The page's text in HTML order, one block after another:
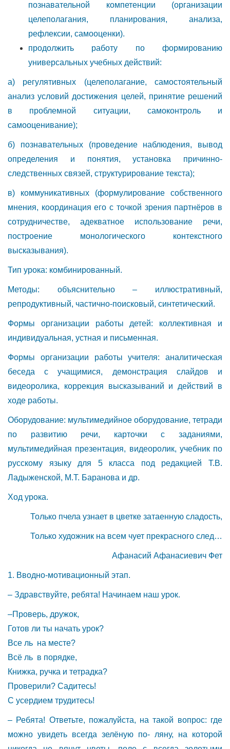
познавательной компетенции (организации
целеполагания, планирования, анализа,
рефлексии, самооценки).
продолжить работу по формированию
универсальных учебных действий:
а) регулятивных (целеполагание, самостоятельный
анализ условий достижения целей, принятие решений
в проблемной ситуации, самоконтроль и
самооценивание);
б) познавательных (проведение наблюдения, вывод
определения и понятия, установка причинно-
следственных связей, структурирование текста);
в) коммуникативных (формулирование собственного
мнения, координация его с точкой зрения партнёров в
сотрудничестве, адекватное использование речи,
построение монологического контекстного
высказывания).
Тип урока: комбинированный.
Методы: объяснительно – иллюстративный,
репродуктивный, частично-поисковый, синтетический.
Формы организации работы детей: коллективная и
индивидуальная, устная и письменная.
Формы организации работы учителя: аналитическая
беседа с учащимися, демонстрация слайдов и
видеоролика, коррекция высказываний и действий в
ходе работы.
Оборудование: мультимедийное оборудование, тетради
по развитию речи, карточки с заданиями,
мультимедийная презентация, видеоролик, учебник по
русскому языку для 5 класса под редакцией Т.В.
Ладыженской, М.Т. Баранова и др.
Ход урока.
Только пчела узнает в цветке затаенную сладость,
Только художник на всем чует прекрасного след…
Афанасий Афанасиевич Фет
1. Вводно-мотивационный этап.
– Здравствуйте, ребята! Начинаем наш урок.
–Проверь, дружок,
Готов ли ты начать урок?
Все ль на месте?
Всё ль в порядке,
Книжка, ручка и тетрадка?
Проверили? Садитесь!
С усердием трудитесь!
– Ребята! Ответьте, пожалуйста, на такой вопрос: где
можно увидеть всегда зелёную по- ляну, на которой